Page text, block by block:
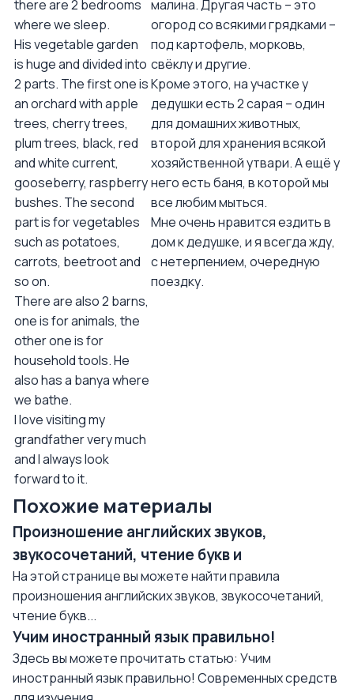
there are 2 bedrooms
where we sleep.
His vegetable garden
is huge and divided into
2 parts. The first one is
an orchard with apple
trees, cherry trees,
plum trees, black, red
and white current,
gooseberry, raspberry
bushes. The second
part is for vegetables
such as potatoes,
carrots, beetroot and
so on.
There are also 2 barns,
one is for animals, the
other one is for
household tools. He
also has a banya where
we bathe.
I love visiting my
grandfather very much
and I always look
forward to it.
малина. Другая часть – это
огород со всякими грядками –
под картофель, морковь,
свёклу и другие.
Кроме этого, на участке у
дедушки есть 2 сарая – один
для домашних животных,
второй для хранения всякой
хозяйственной утвари. А ещё у
него есть баня, в которой мы
все любим мыться.
Мне очень нравится ездить в
дом к дедушке, и я всегда жду,
с нетерпением, очередную
поездку.
Похожие материалы
Произношение английских звуков,
звукосочетаний, чтение букв и
На этой странице вы можете найти правила
произношения английских звуков, звукосочетаний,
чтение букв...
Учим иностранный язык правильно!
Здесь вы можете прочитать статью: Учим
иностранный язык правильно! Современных средств